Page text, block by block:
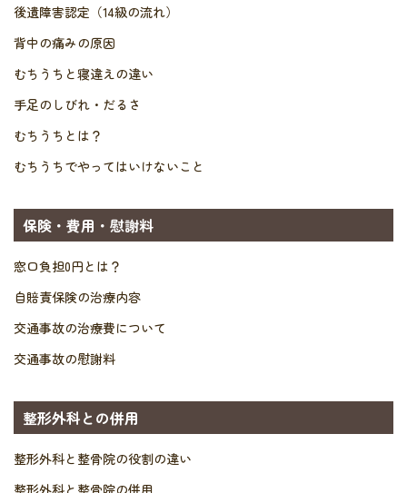
後遺障害認定（14級の流れ）
背中の痛みの原因
むちうちと寝違えの違い
手足のしびれ・だるさ
むちうちとは？
むちうちでやってはいけないこと
保険・費用・慰謝料
窓口負担0円とは？
自賠責保険の治療内容
交通事故の治療費について
交通事故の慰謝料
整形外科との併用
整形外科と整骨院の役割の違い